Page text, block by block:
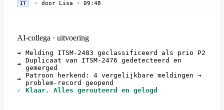
IT · door Lisa · 09:48
AI-collega · uitvoering
→
Melding ITSM-2483 geclassificeerd als prio P2
→
Duplicaat van ITSM-2476 gedetecteerd en
gemerged
→
Patroon herkend: 4 vergelijkbare meldingen →
problem-record geopend
✓
Klaar. Alles gerouteerd en gelogd